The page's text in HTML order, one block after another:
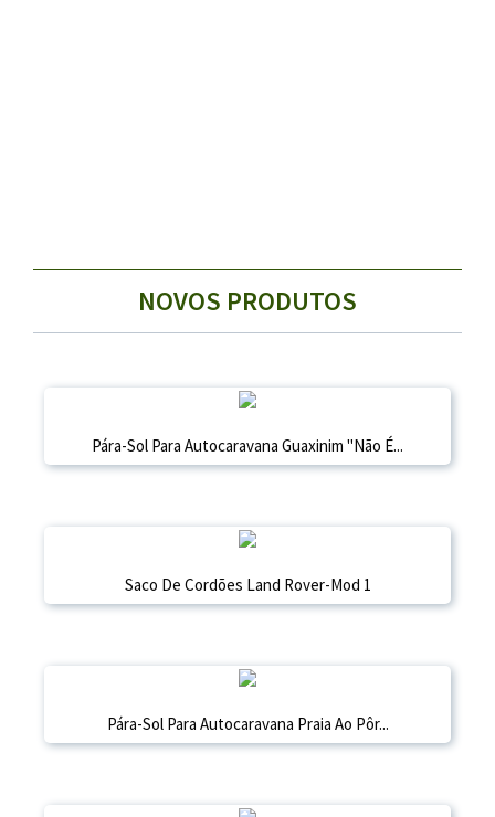
NOVOS PRODUTOS
Pára-Sol Para Autocaravana Guaxinim "Não É...
Saco De Cordões Land Rover-Mod 1
Pára-Sol Para Autocaravana Praia Ao Pôr...